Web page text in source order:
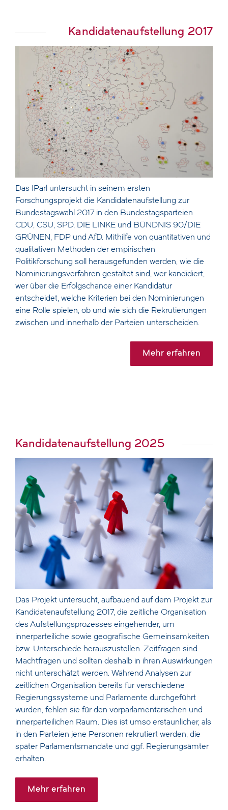
Kandidatenaufstellung 2017
Das IParl untersucht in seinem ersten
Forschungsprojekt die Kandidatenaufstellung zur
Bundestagswahl 2017 in den Bundestagsparteien
CDU, CSU, SPD, DIE LINKE und BÜNDNIS 90/DIE
GRÜNEN, FDP und AfD. Mithilfe von quantitativen und
qualitativen Methoden der empirischen
Politikforschung soll herausgefunden werden, wie die
Nominierungsverfahren gestaltet sind, wer kandidiert,
wer über die Erfolgschance einer Kandidatur
entscheidet, welche Kriterien bei den Nominierungen
eine Rolle spielen, ob und wie sich die Rekrutierungen
zwischen und innerhalb der Parteien unterscheiden.
Mehr erfahren
Kandidatenaufstellung 2025
Das Projekt untersucht, aufbauend auf dem Projekt zur
Kandidatenaufstellung 2017, die zeitliche Organisation
des Aufstellungsprozesses eingehender, um
innerparteiliche sowie geografische Gemeinsamkeiten
bzw. Unterschiede herauszustellen. Zeitfragen sind
Machtfragen und sollten deshalb in ihren Auswirkungen
nicht unterschätzt werden. Während Analysen zur
zeitlichen Organisation bereits für verschiedene
Regierungssysteme und Parlamente durchgeführt
wurden, fehlen sie für den vorparlamentarischen und
innerparteilichen Raum. Dies ist umso erstaunlicher, als
in den Parteien jene Personen rekrutiert werden, die
später Parlamentsmandate und ggf. Regierungsämter
erhalten.
Mehr erfahren